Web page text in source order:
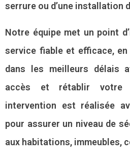
serrure ou d’une installation
Notre équipe met un point
service fiable et efficace,
dans les meilleurs délais
accès et rétablir votre
intervention est réalisée
pour assurer un niveau de
aux habitations, immeubles,